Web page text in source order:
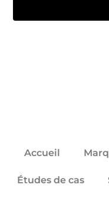
Accueil
Études de cas